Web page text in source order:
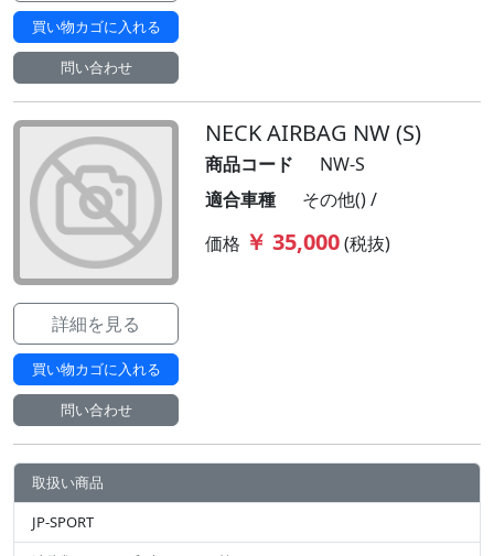
取扱い商品
JP-SPORT
買い物カゴに入れる
問い合わせ
詳細を見る
買い物カゴに入れる
問い合わせ
NECK AIRBAG NW (S)
商品コード
NW-S
適合車種
その他() /
価格 ￥ 35,000(税抜)